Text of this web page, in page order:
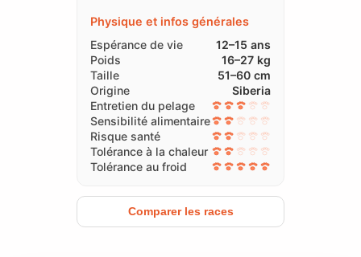
Physique et infos générales
Espérance de vie
12–15 ans
Poids
16–27 kg
Taille
51–60 cm
Origine
Siberia
Entretien du pelage
Sensibilité alimentaire
Risque santé
Tolérance à la chaleur
Tolérance au froid
Comparer les races